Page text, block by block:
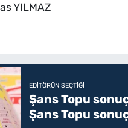
YILMAZ
EDITÖRÜN SEÇTIĞI
Şans Topu
Şans Topu